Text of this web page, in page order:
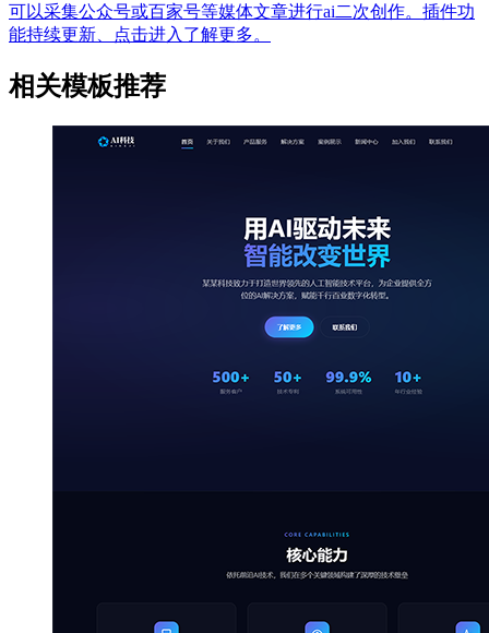
可以采集公众号或百家号等媒体文章进行ai二次创作。插件功
能持续更新、点击进入了解更多。
相关模板推荐